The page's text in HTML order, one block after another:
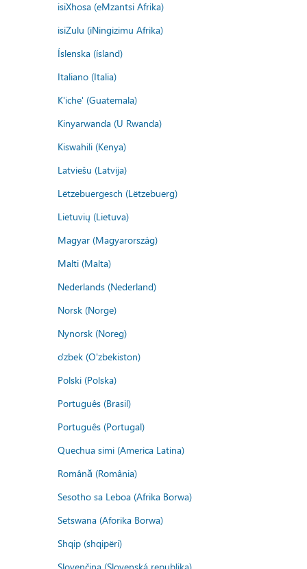
isiXhosa (eMzantsi Afrika)
isiZulu (iNingizimu Afrika)
Íslenska (ísland)
Italiano (Italia)
K'iche' (Guatemala)
Kinyarwanda (U Rwanda)
Kiswahili (Kenya)
Latviešu (Latvija)
Lëtzebuergesch (Lëtzebuerg)
Lietuvių (Lietuva)
Magyar (Magyarország)
Malti (Malta)
Nederlands (Nederland)
Norsk (Norge)
Nynorsk (Noreg)
o'zbek (O'zbekiston)
Polski (Polska)
Português (Brasil)
Português (Portugal)
Quechua simi (America Latina)
Română (România)
Sesotho sa Leboa (Afrika Borwa)
Setswana (Aforika Borwa)
Shqip (shqipëri)
Slovenčina (Slovenská republika)